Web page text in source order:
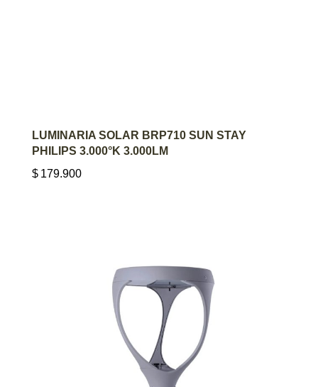
AGREGAR AL CARRITO
LUMINARIA SOLAR BRP710 SUN STAY
PHILIPS 3.000°K 3.000LM
$ 179.900